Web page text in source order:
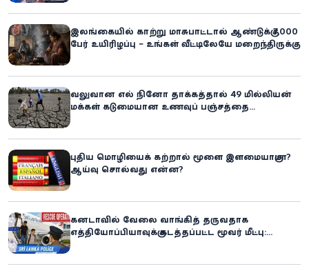
இலங்கையில் காற்று மாசுபாட்டால் ஆண்டுக்கு 7,000
பேர் உயிரிழப்பு – உங்கள் வீட்டிலேயே மறைந்திருக்கும்
வலுவான எல் நினோ தாக்கத்தால் 49 மில்லியன்
மக்கள் கடுமையான உணவுப் பஞ்சத்தை
புதிய மொழியைக் கற்றால் மூளை இளமையாகுமா?
ஆய்வு சொல்வது என்ன?
கனடாவில் வேலை வாங்கித் தருவதாக
எத்தியோப்பியாவுக்கு கடத்தப்பட்ட மூவர் மீட்பு: